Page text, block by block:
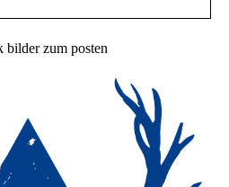
bilder zum posten